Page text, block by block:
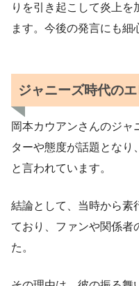
りを引き起こして炎上
ます。今後の発言にも細
ジャニーズ時代の
岡本カウアンさんのジャ
ターや態度が話題となり
と言われています。
結論として、当時から素
ており、ファンや関係者
た。